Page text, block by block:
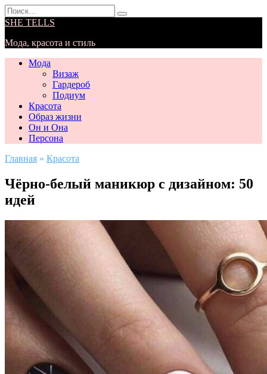
Перейти
к
Search
for:
SHE TELLS
Мода, красота и стиль
Мода
Визаж
Гардероб
Подиум
Красота
Образ жизни
Он и Она
Персона
Главная » Красота
Чёрно-белый маникюр с дизайном: 50
идей